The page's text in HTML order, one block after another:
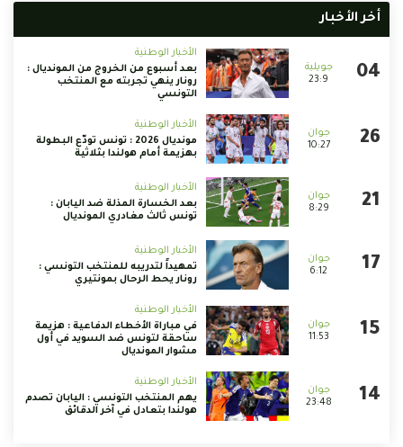
أخر الأخبار
23:9
الأخبار الوطنية
بعد أسبوع من الخروج من المونديال :
رونار ينهي تجربته مع المنتخب
التونسي
10:27
الأخبار الوطنية
مونديال 2026 : تونس تودّع البطولة
بهزيمة أمام هولندا بثلاثية
8:29
الأخبار الوطنية
بعد الخسارة المذلة ضد اليابان :
تونس ثالث مغادري المونديال
6:12
الأخبار الوطنية
تمهيداً لتدريبه للمنتخب التونسي :
رونار يحط الرحال بمونتيري
11:53
الأخبار الوطنية
في مباراة الأخطاء الدفاعية : هزيمة
ساحقة لتونس ضد السويد في أول
مشوار المونديال
23:48
الأخبار الوطنية
يهم المنتخب التونسي : اليابان تصدم
هولندا بتعادل في آخر الدقائق